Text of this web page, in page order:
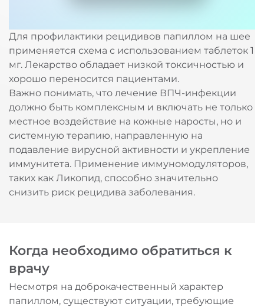
Для профилактики рецидивов папиллом на шее
применяется схема с использованием таблеток 1
мг. Лекарство обладает низкой токсичностью и
хорошо переносится пациентами.
Важно понимать, что лечение ВПЧ-инфекции
должно быть комплексным и включать не только
местное воздействие на кожные наросты, но и
системную терапию, направленную на
подавление вирусной активности и укрепление
иммунитета. Применение иммуномодуляторов,
таких как Ликопид, способно значительно
снизить риск рецидива заболевания.
Когда необходимо обратиться к
врачу
Несмотря на доброкачественный характер
папиллом, существуют ситуации, требующие